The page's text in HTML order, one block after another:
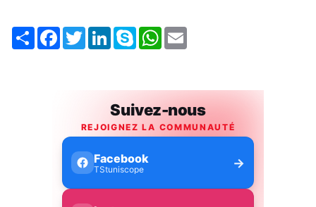
Share FacebookTwitterLinkedInSkype WhatsApp